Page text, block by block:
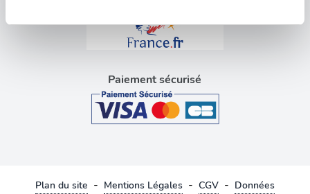
Les cookies nous permettent de personnaliser le contenu
et les annonces, d'offrir des fonctionnalités relatives aux
partageons également des informations sur l'utilisation de
notre site avec nos partenaires de médias sociaux, de
publicité et d'analyse, qui peuvent combiner celles-ci
avec d'autres informations que vous leur avez fournies
Paiement sécurisé
Plan du site - Mentions Légales - CGV - Données